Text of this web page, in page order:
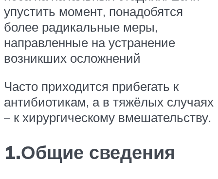
упустить момент, понадобятся
более радикальные меры,
направленные на устранение
возникших осложнений
Часто приходится прибегать к
антибиотикам, а в тяжёлых случаях
– к хирургическому вмешательству.
1.Общие сведения